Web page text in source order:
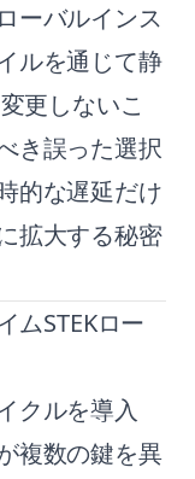
ーバルインス
ルを通じて静
更しないこ
き誤った選択
的な遅延だけ
拡大する秘密
ムSTEKロー
クルを導入
複数の鍵を異